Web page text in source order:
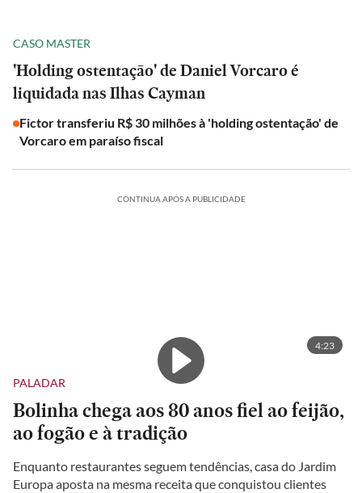
CASO MASTER
'Holding ostentação' de Daniel Vorcaro é
liquidada nas Ilhas Cayman
Fictor transferiu R$ 30 milhões à 'holding ostentação' de
Vorcaro em paraíso fiscal
CONTINUA APÓS A PUBLICIDADE
4:23
PALADAR
Bolinha chega aos 80 anos fiel ao feijão,
ao fogão e à tradição
Enquanto restaurantes seguem tendências, casa do Jardim
Europa aposta na mesma receita que conquistou clientes